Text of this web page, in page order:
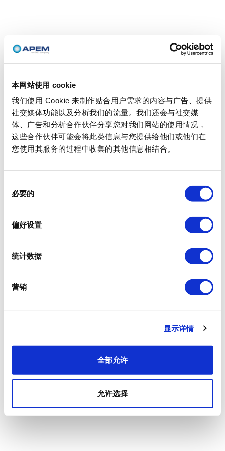
本网站使用 cookie
我们使用 Cookie 来制作贴合用户需求的内容与广告、提供
社交媒体功能以及分析我们的流量。我们还会与社交媒
体、广告和分析合作伙伴分享您对我们网站的使用情况，
这些合作伙伴可能会将此类信息与您提供给他们或他们在
您使用其服务的过程中收集的其他信息相结合。
必要的
偏好设置
统计数据
营销
显示详情
全部允许
允许选择